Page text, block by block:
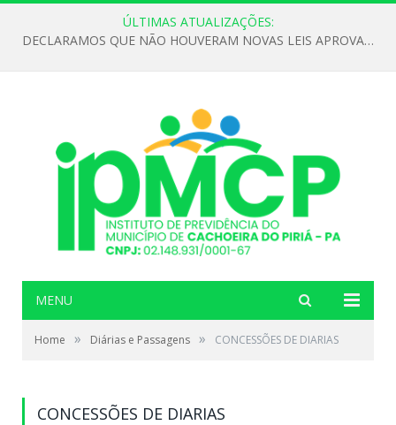
ÚLTIMAS ATUALIZAÇÕES:
DECLARAMOS QUE NÃO HOUVERAM NOVAS LEIS APROVADAS ATÉ O MOMENTO PARA O INSTITUTO DE PREVIDÊNCIA NO ANO DE 2026
MENU
Home » Diárias e Passagens » CONCESSÕES DE DIARIAS
CONCESSÕES DE DIARIAS